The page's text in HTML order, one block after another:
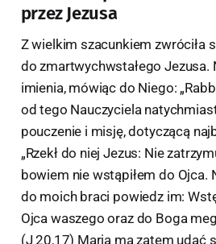
przez Jezusa
Z wielkim szacunkiem zwróciła
do zmartwychwstałego Jezusa.
imienia, mówiąc do Niego:
od tego Nauczyciela
pouczenie i misję, dotyczącą
„Rzekł do niej Jezus: Nie
bowiem nie wstąpiłem do Ojca.
do moich braci powiedz im:
Ojca waszego oraz do Boga
(J 20,17) Maria ma zatem udać